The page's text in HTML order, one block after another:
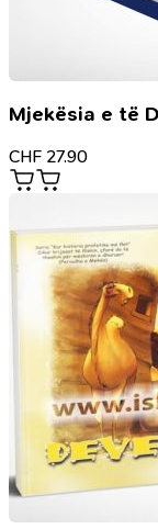
Mjekësia e të
CHF 27.90